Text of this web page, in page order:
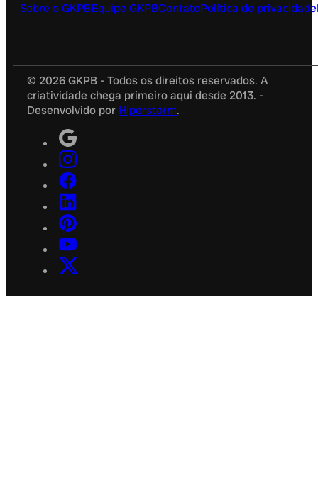
Sobre o GKPBEquipe GKPBContatoPolítica de privacidade
© 2026 GKPB - Todos os direitos reservados. A
criatividade chega primeiro aqui desde 2013. -
Desenvolvido por Hiperstorm.